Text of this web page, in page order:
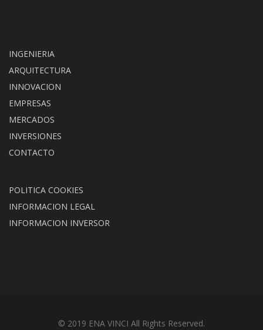
INGENIERIA
ARQUITECTURA
INNOVACION
EMPRESAS
MERCADOS
INVERSIONES
CONTACTO
POLITICA COOKIES
INFORMACION LEGAL
INFORMACION INVERSOR
© 2019 ENA VINCI All Rights Reserved.